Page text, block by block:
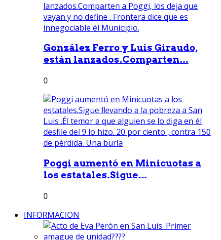
González Ferro y Luis Giraudo,
están lanzados.Comparten...
0
Poggi aumentó en Minicuotas a
los estatales.Sigue...
0
INFORMACION